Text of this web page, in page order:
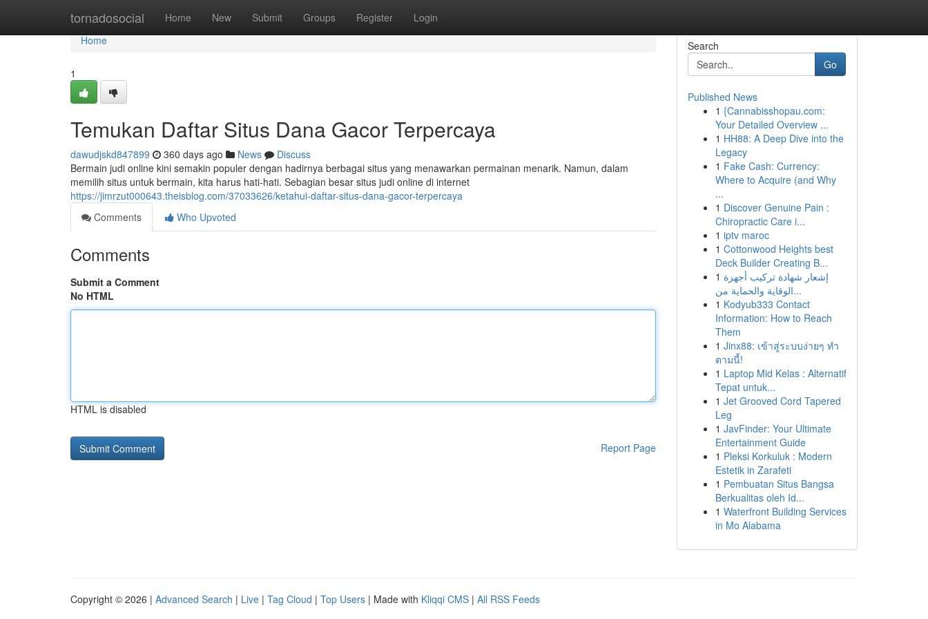
tornadosocial Home New Submit Groups Register Login
Home
Home
1
Temukan Daftar Situs Dana Gacor Terpercaya
dawudjskd847899 360 days ago News
Discuss
Bermain judi online kini semakin populer dengan hadirnya berbagai situs yang menawarkan permainan menarik. Namun, dalam
memilih situs untuk bermain, kita harus hati-hati. Sebagian besar situs judi online di internet
https://jimrzut000643.theisblog.com/37033626/ketahui-daftar-situs-dana-gacor-terpercaya
Comments
Who Upvoted
Comments
Submit a Comment
No HTML
HTML is disabled
Report Page
Search
Go
Published News
1 {Cannabisshopau.com:
Your Detailed Overview ...
1 HH88: A Deep Dive into the
Legacy
1 Fake Cash: Currency:
Where to Acquire (and Why
...
1 Discover Genuine Pain :
Chiropractic Care i...
1 iptv maroc
1 Cottonwood Heights best
Deck Builder Creating B...
1 إشعار شهادة تركيب أجهزة
الوقاية والحماية من...
1 Kodyub333 Contact
Information: How to Reach
Them
1 Jinx88: เข้าสู่ระบบง่ายๆ ทำ
ตามนี้!
1 Laptop Mid Kelas : Alternatif
Tepat untuk...
1 Jet Grooved Cord Tapered
Leg
1 JavFinder: Your Ultimate
Entertainment Guide
1 Pleksi Korkuluk : Modern
Estetik in Zarafeti
1 Pembuatan Situs Bangsa
Berkualitas oleh Id...
1 Waterfront Building Services
in Mo Alabama
Copyright © 2026 | Advanced Search | Live | Tag Cloud | Top Users | Made with Kliqqi CMS | All RSS Feeds